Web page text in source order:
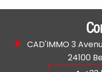
CAD'IMMO 3
24100